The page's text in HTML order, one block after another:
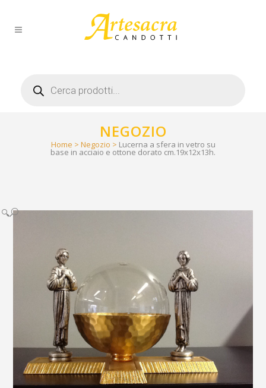
search
NEGOZIO
Home > Negozio > Lucerna a sfera in vetro su
base in acciaio e ottone dorato cm.19x12x13h.
🔍